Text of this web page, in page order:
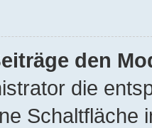
den
die
Schaltfläche